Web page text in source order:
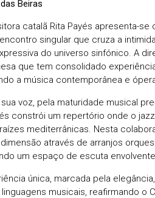
Beiras
catalã Rita Payés apresenta-se
singular que cruza a
do universo sinfónico. A
que tem consolidado
a música contemporânea e
voz, pela maturidade musical
constrói um repertório onde o
mediterrânicas. Nesta
através de arranjos
um espaço de escuta
única, marcada pela
musicais, reafirmando o